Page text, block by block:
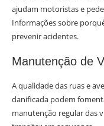
ajudam motoristas e
Informações sobre
prevenir acidentes.
Manutenção de
A qualidade das ruas e
danificada podem
manutenção regular das